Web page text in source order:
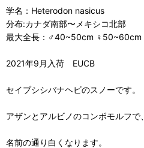
学名：Heterodon nasicus
分布:カナダ南部〜メキシコ北部
最大全長：♂40~50cm ♀50~60cm
2021年9月入荷 EUCB
セイブシシバナヘビのスノーです。
アザンとアルビノのコンボモルフで、
名前の通り白くなります。